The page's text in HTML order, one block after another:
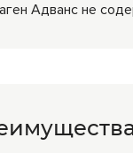
Адванс не